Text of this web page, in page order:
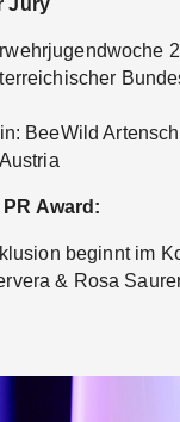
Jury
BeeWild
Award:
beginnt im
& Rosa